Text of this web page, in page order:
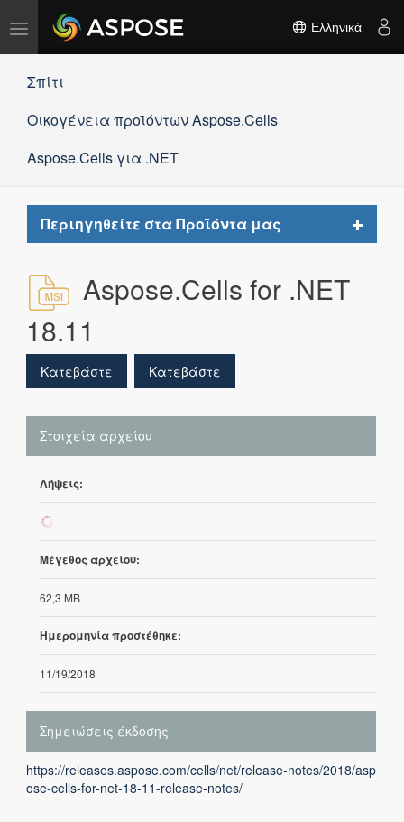
Εναλλαγή
πλοήγησης
Ελληνικά
Σπίτι
Οικογένεια προϊόντων Aspose.Cells
Aspose.Cells για .NET
Περιηγηθείτε στα Προϊόντα μας
Toggle
Aspose.Cells for .NET
18.11
Κατεβάστε Κατεβάστε
Στοιχεία αρχείου
Λήψεις:
86
Μέγεθος αρχείου:
62,3 MB
Ημερομηνία προστέθηκε:
11/19/2018
Σημειώσεις έκδοσης
https://releases.aspose.com/cells/net/release-notes/2018/asp
ose-cells-for-net-18-11-release-notes/